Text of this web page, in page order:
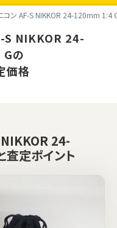
コン AF-S NIKKOR 24-120mm 1:4
S NIKKOR 24-
の
価格
24-
定ポイント